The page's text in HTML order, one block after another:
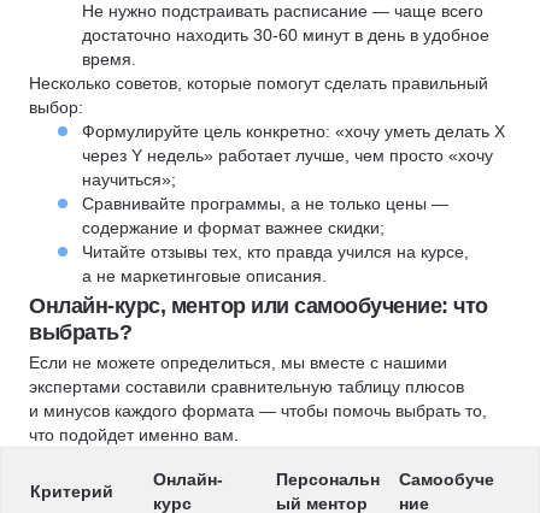
Не нужно подстраивать расписание — чаще всего
достаточно находить 30-60 минут в день в удобное
время.
Несколько советов, которые помогут сделать правильный
выбор:
Формулируйте цель конкретно: «хочу уметь делать X
через Y недель» работает лучше, чем просто «хочу
научиться»;
Сравнивайте программы, а не только цены —
содержание и формат важнее скидки;
Читайте отзывы тех, кто правда учился на курсе,
а не маркетинговые описания.
Онлайн-курс, ментор или самообучение: что
выбрать?
Если не можете определиться, мы вместе с нашими
экспертами составили сравнительную таблицу плюсов
и минусов каждого формата — чтобы помочь выбрать то,
что подойдет именно вам.
Критерий
Онлайн-
курс
Персональн
ый ментор
Самообуче
ние